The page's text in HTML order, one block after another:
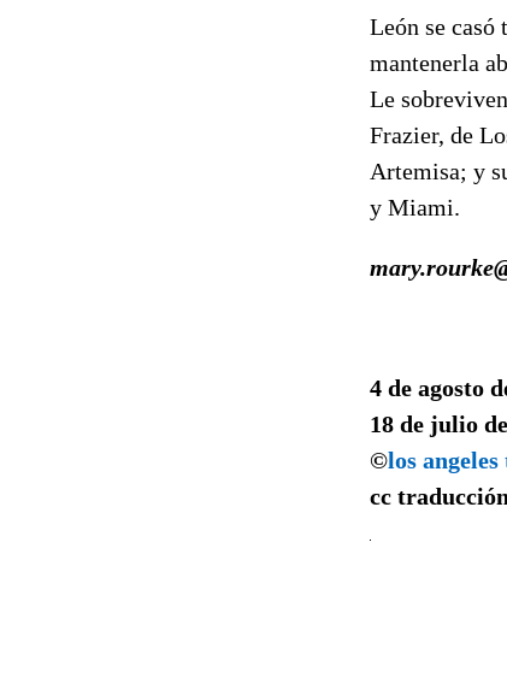
León se casó
mantenerla
Le
Frazier, de
Artemisa; y
y Miami.
4 de agosto
18 de julio
©los angeles
cc traducción